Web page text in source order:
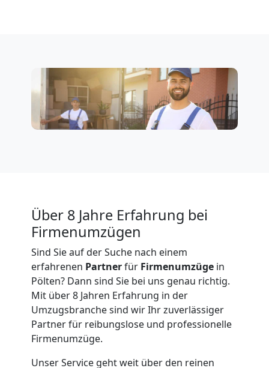
Über 8 Jahre Erfahrung bei
Firmenumzügen
Sind Sie auf der Suche nach einem
erfahrenen Partnerfür Firmenumzüge in
Pölten? Dann sind Sie bei uns genau richtig.
Mit über 8 Jahren Erfahrung in der
Umzugsbranche sind wir Ihr zuverlässiger
Partner für reibungslose und professionelle
Firmenumzüge.
Unser Service geht weit über den reinen
Umzug
Pölten
Fernumzug
Pölten
Firmenumzug
Pölten